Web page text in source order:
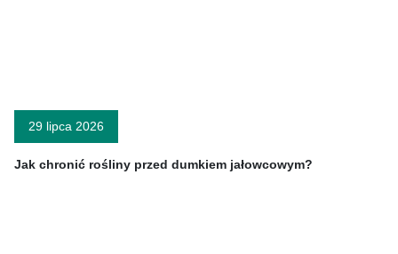
29 lipca 2026
Jak chronić rośliny przed dumkiem jałowcowym?